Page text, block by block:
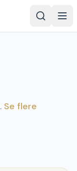
. Se flere